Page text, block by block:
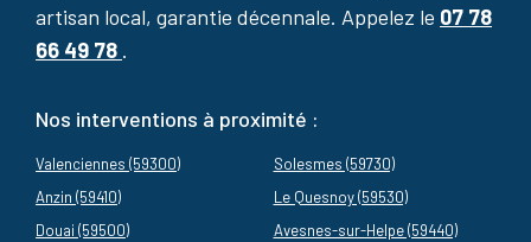
artisan local, garantie décennale. Appelez le 07 78
66 49 78 .
Nos interventions à proximité :
Valenciennes (59300)
Anzin (59410)
Douai (59500)
Solesmes (59730)
Le Quesnoy (59530)
Avesnes-sur-Helpe (59440)